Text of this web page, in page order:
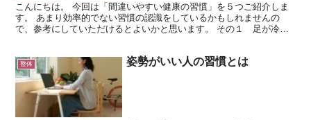
こんにちは。 今回は「間違いやすい健康の習慣」を５つご紹介しま
す。 あまり効率的でない習慣の認識をしているかもしれませんの
で、参考にしていただけるとよいかと思います。 その１ 足が冷え
整体 姿勢がいい人の習慣とは